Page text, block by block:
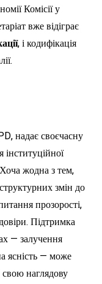
Комісії у
вже відіграє
, і кодифікація
надає своєчасну
жодна з тем,
змін до
прозорості,
Підтримка
— залучення
ясність — може
наглядову